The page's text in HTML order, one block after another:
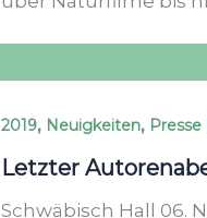
2019, Neuigkeiten, Presse
Letzter
Schwäbisch Hall 06.